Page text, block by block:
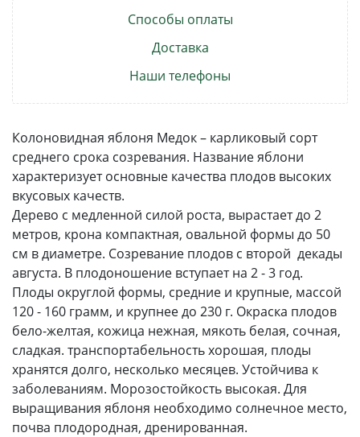
Способы оплаты
Доставка
Наши телефоны
Колоновидная яблоня Медок – карликовый сорт
среднего срока созревания. Название яблони
характеризует основные качества плодов высоких
вкусовых качеств.
Дерево с медленной силой роста, вырастает до 2
метров, крона компактная, овальной формы до 50
см в диаметре. Созревание плодов с второй декады
августа. В плодоношение вступает на 2 - 3 год.
Плоды округлой формы, средние и крупные, массой
120 - 160 грамм, и крупнее до 230 г. Окраска плодов
бело-желтая, кожица нежная, мякоть белая, сочная,
сладкая. транспортабельность хорошая, плоды
хранятся долго, несколько месяцев. Устойчива к
заболеваниям. Морозостойкость высокая. Для
выращивания яблоня необходимо солнечное место,
почва плодородная, дренированная.